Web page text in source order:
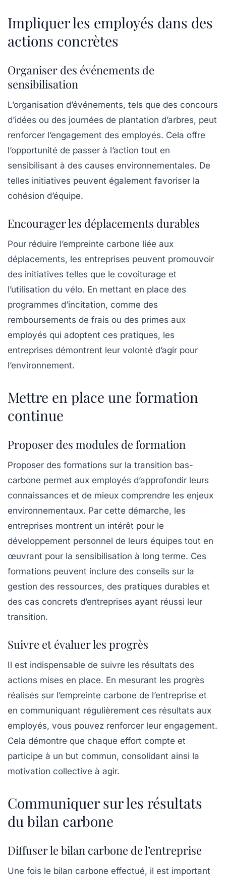
Impliquer les employés dans des
actions concrètes
Organiser des événements de
sensibilisation
L’organisation d’événements, tels que des concours
d’idées ou des journées de plantation d’arbres, peut
renforcer l’engagement des employés. Cela offre
l’opportunité de passer à l’action tout en
sensibilisant à des causes environnementales. De
telles initiatives peuvent également favoriser la
cohésion d’équipe.
Encourager les déplacements durables
Pour réduire l’empreinte carbone liée aux
déplacements, les entreprises peuvent promouvoir
des initiatives telles que le covoiturage et
l’utilisation du vélo. En mettant en place des
programmes d’incitation, comme des
remboursements de frais ou des primes aux
employés qui adoptent ces pratiques, les
entreprises démontrent leur volonté d’agir pour
l’environnement.
Mettre en place une formation
continue
Proposer des modules de formation
Proposer des formations sur la transition bas-
carbone permet aux employés d’approfondir leurs
connaissances et de mieux comprendre les enjeux
environnementaux. Par cette démarche, les
entreprises montrent un intérêt pour le
développement personnel de leurs équipes tout en
œuvrant pour la sensibilisation à long terme. Ces
formations peuvent inclure des conseils sur la
gestion des ressources, des pratiques durables et
des cas concrets d’entreprises ayant réussi leur
transition.
Suivre et évaluer les progrès
Il est indispensable de suivre les résultats des
actions mises en place. En mesurant les progrès
réalisés sur l’empreinte carbone de l’entreprise et
en communiquant régulièrement ces résultats aux
employés, vous pouvez renforcer leur engagement.
Cela démontre que chaque effort compte et
participe à un but commun, consolidant ainsi la
motivation collective à agir.
Communiquer sur les résultats
du bilan carbone
Diffuser le bilan carbone de l’entreprise
Une fois le bilan carbone effectué, il est important